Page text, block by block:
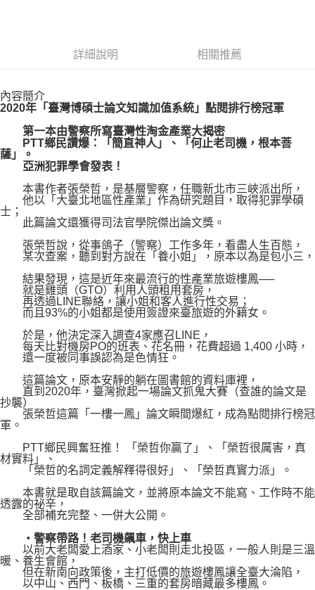
博客來商品配送方式
每筆NT$80，滿NT$1,000(含以上)免運費
詳細說明 相關推薦
內容簡介
2020年「臺灣博碩士論文知識加值系統」點閱排行榜冠軍
第一本由警察所寫臺灣性淘金產業大揭密
PTT鄉民讚爆：「簡直神人」、「何止老司機，根本菩
薩」。
亞洲犯罪學會發表！
本書作者張榮哲，是基層警察，任職新北市三峽派出所，
他以「大臺北地區性產業」作為研究題目，取得犯罪學碩
士；
此篇論文還獲得司法官學院傑出論文獎。
張榮哲說，從事鴿子（警察）工作多年，看盡人生百態，
某次查案，聽到對方說在「養小姐」，原本以為是包小三，
結果發現，這是近年來最流行的性產業旅遊樓鳳──
就是雞頭（GTO）利用人頭租用套房，
再透過LINE聯絡，讓小姐和客人進行性交易；
而且93%的小姐都是使用簽證來臺旅遊的外籍女。
於是，他決定深入調查4家應召LINE，
每天比對機房PO的班表、花名冊，花費超過 1,400 小時，
還一度被同事誤認為是色情狂。
這篇論文，原本安靜的躺在圖書館的資料庫裡，
直到2020年，臺灣掀起一場論文抓鬼大賽（查誰的論文是
抄襲）
張榮哲這篇「一樓一鳳」論文瞬間爆紅，成為點閱排行榜冠
軍。
PTT鄉民興奮狂推！ 「榮哲你贏了」、「榮哲很厲害，真
材實料」、
「榮哲的名詞定義解釋得很好」、「榮哲真實力派」。
本書就是取自該篇論文，並將原本論文不能寫、工作時不能
透露的祕辛，
全部補充完整、一併大公開。
‧警察帶路！老司機飆車，快上車
以前大老闆愛上酒家、小老闆則走北投區，一般人則是三溫
暖、養生會館，
但在新南向政策後，主打低價的旅遊樓鳳讓全臺大淪陷，
以中山、西門、板橋、三重的套房暗藏最多樓鳳。